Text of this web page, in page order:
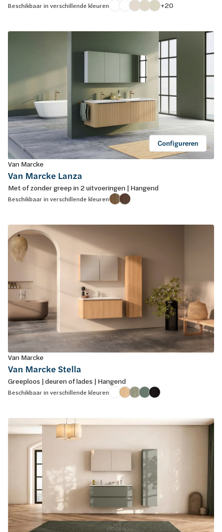
Beschikbaar in verschillende kleuren +20
Configureren
Van Marcke
Van Marcke Lanza
Met of zonder greep in 2 uitvoeringen | Hangend
Beschikbaar in verschillende kleuren
Van Marcke
Van Marcke Stella
Greeploos | deuren of lades | Hangend
Beschikbaar in verschillende kleuren